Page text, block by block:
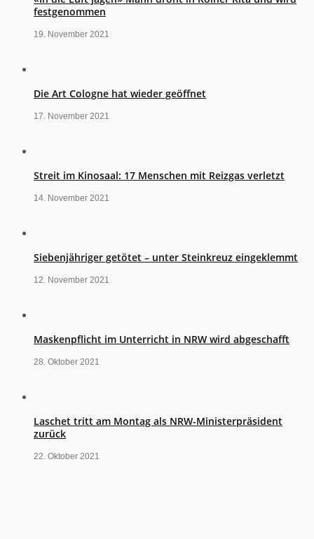
festgenommen
19. November 2021
Die Art Cologne hat wieder geöffnet
17. November 2021
Streit im Kinosaal: 17 Menschen mit Reizgas verletzt
14. November 2021
Siebenjähriger getötet – unter Steinkreuz eingeklemmt
12. November 2021
Maskenpflicht im Unterricht in NRW wird abgeschafft
28. Oktober 2021
Laschet tritt am Montag als NRW-Ministerpräsident
zurück
22. Oktober 2021